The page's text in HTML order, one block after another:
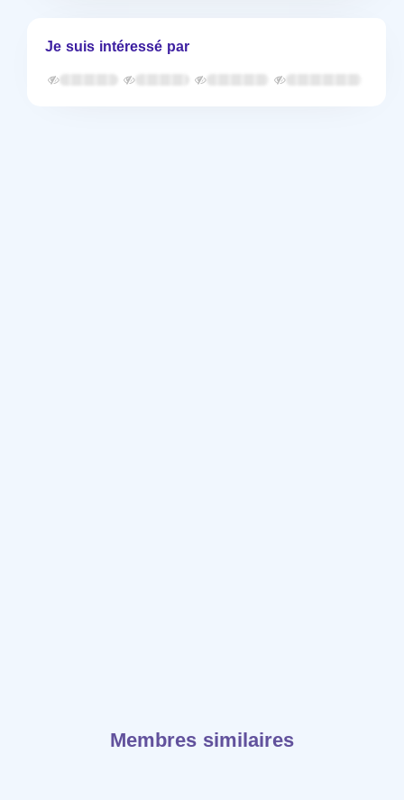
Je suis intéressé par
Membres similaires